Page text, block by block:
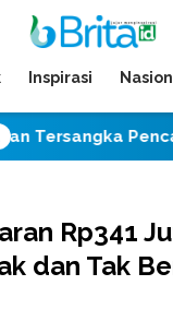
Inspirasi
Tiga
Rp341
dan Tak